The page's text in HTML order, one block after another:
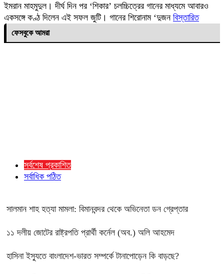
ইমরান মাহমুদুল। দীর্ঘ দিন পর ‘শিকার’ চলচ্চিত্রের গানের মাধ্যমে আবারও
একসঙ্গে কণ্ঠ দিলেন এই সফল জুটি। গানের শিরোনাম ‘দুজন বিস্তারিত
ফেসবুকে আমরা
সর্বশেষ প্রকাশিত
সর্বাধিক পঠিত
সালমান শাহ হত্যা মামলা: বিমানবন্দর থেকে অভিনেতা ডন গ্রেপ্তার
১১ দলীয় জোটের রাষ্ট্রপতি প্রার্থী কর্নেল (অব.) অলি আহমেদ
হাসিনা ইস্যুতে বাংলাদেশ-ভারত সম্পর্কে টানাপোড়েন কি বাড়ছে?